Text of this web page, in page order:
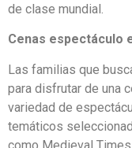
de clase mundial.
Cenas espectáculo
Las familias que
para disfrutar de una
variedad de
temáticos